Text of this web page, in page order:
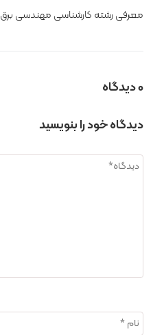
معرفی رشته کارشناسی مهندسی برق
0 دیدگاه
دیدگاه خود را بنویسید